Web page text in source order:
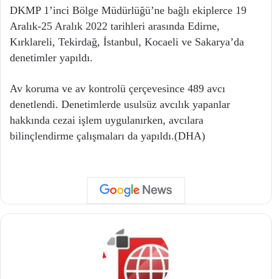
DKMP 1’inci Bölge Müdürlüğü’ne bağlı ekiplerce 19
Aralık-25 Aralık 2022 tarihleri arasında Edirne,
Kırklareli, Tekirdağ, İstanbul, Kocaeli ve Sakarya’da
denetimler yapıldı.
Av koruma ve av kontrolü çerçevesince 489 avcı
denetlendi. Denetimlerde usulsüz avcılık yapanlar
hakkında cezai işlem uygulanırken, avcılara
bilinçlendirme çalışmaları da yapıldı.(DHA)